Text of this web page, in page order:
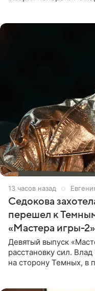
13 часов назад
Седокова
перешел к
«Мастера игры-2»
Девятый выпуск
расстановку сил.
на сторону Темных, в